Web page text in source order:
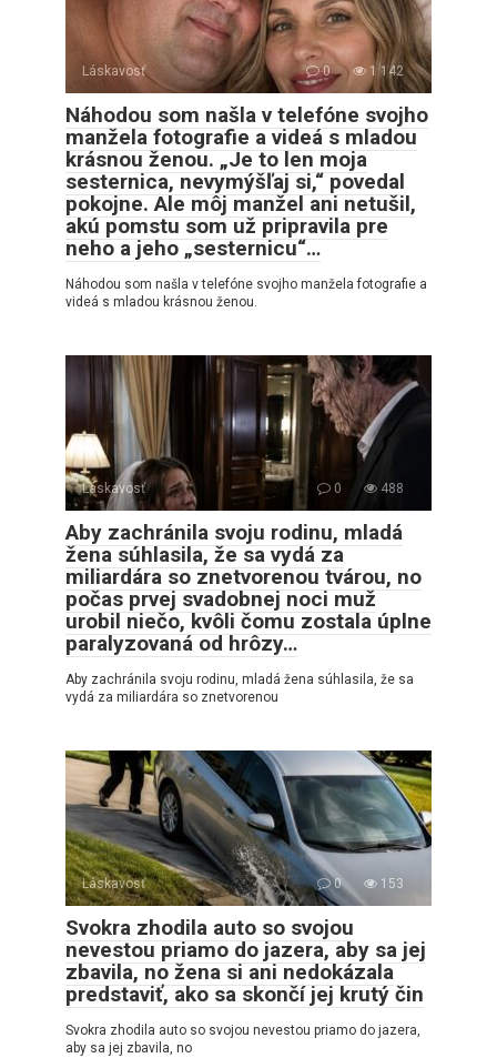
Láskavosť 0 1 142
Náhodou som našla v telefóne svojho
manžela fotografie a videá s mladou
krásnou ženou. „Je to len moja
sesternica, nevymýšľaj si,“ povedal
pokojne. Ale môj manžel ani netušil,
akú pomstu som už pripravila pre
neho a jeho „sesternicu“…
Náhodou som našla v telefóne svojho manžela fotografie a
videá s mladou krásnou ženou.
Láskavosť 0 488
Aby zachránila svoju rodinu, mladá
žena súhlasila, že sa vydá za
miliardára so znetvorenou tvárou, no
počas prvej svadobnej noci muž
urobil niečo, kvôli čomu zostala úplne
paralyzovaná od hrôzy…
Aby zachránila svoju rodinu, mladá žena súhlasila, že sa
vydá za miliardára so znetvorenou
Láskavosť 0 153
Svokra zhodila auto so svojou
nevestou priamo do jazera, aby sa jej
zbavila, no žena si ani nedokázala
predstaviť, ako sa skončí jej krutý čin
Svokra zhodila auto so svojou nevestou priamo do jazera,
aby sa jej zbavila, no